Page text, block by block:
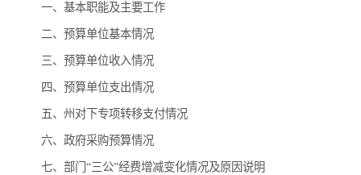
一、基本职能及主要工作
二、预算单位基本情况
三、预算单位收入情况
四、预算单位支出情况
五、州对下专项转移支付情况
六、政府采购预算情况
七、部门“三公”经费增减变化情况及原因说明